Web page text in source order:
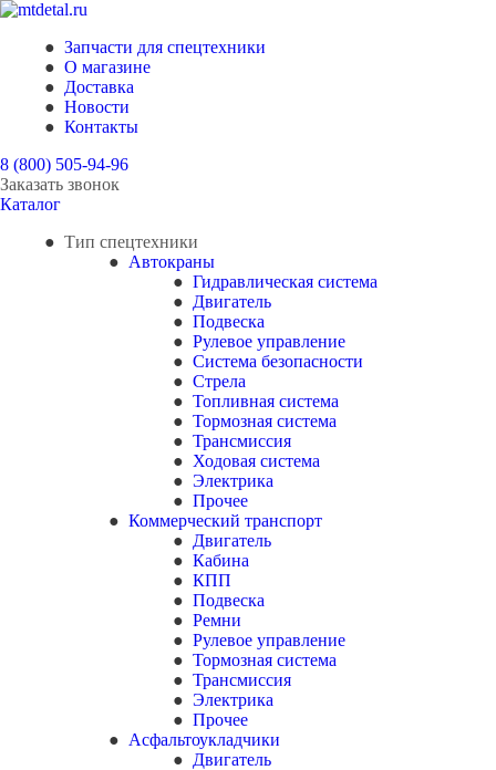
Запчасти для спецтехники
О магазине
Доставка
Новости
Контакты
8 (800) 505-94-96
Заказать звонок
Каталог
Тип спецтехники
Автокраны
Гидравлическая система
Двигатель
Подвеска
Рулевое управление
Система безопасности
Стрела
Топливная система
Тормозная система
Трансмиссия
Ходовая система
Электрика
Прочее
Коммерческий транспорт
Двигатель
Кабина
КПП
Подвеска
Ремни
Рулевое управление
Тормозная система
Трансмиссия
Электрика
Прочее
Асфальтоукладчики
Двигатель